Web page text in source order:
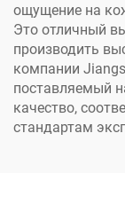
ощущение на
Это отличный
производить
компании
поставляемый
качество,
стандартам